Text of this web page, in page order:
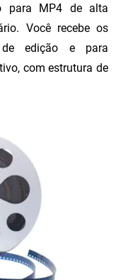
para MP4 de alta
Você recebe os
edição e para
com estrutura de